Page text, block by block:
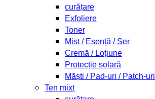
curățare
Exfoliere
Toner
Mist / Esență / Ser
Cremă / Loțiune
Protecție solară
Măști / Pad-uri / Patch-uri
Ten mixt